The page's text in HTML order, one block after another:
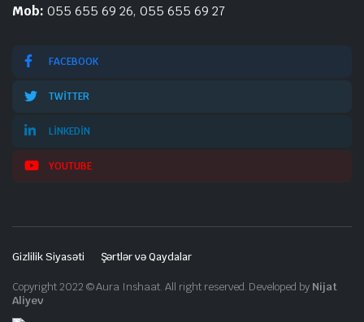
Mob: 055 655 69 26, 055 655 69 27
FACEBOOK
TWITTER
LINKEDIN
YOUTUBE
Gizlilik Siyasəti Şərtlər və Qaydalar
Copyright 2022 © Aura Inshaat. All right reserved. Developed by Nijat
Aliyev